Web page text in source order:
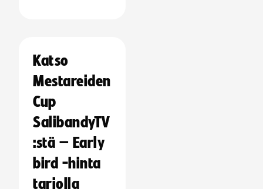
Katso
Mestareiden
Cup
SalibandyTV
:stä – Early
bird -hinta
tarjolla